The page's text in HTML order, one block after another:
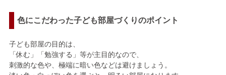
色にこだわった子ども部屋づくりのポイント
子ども部屋の目的は、
「休む」「勉強する」等が主目的なので、
刺激的な色や、極端に暗い色などは避けましょう。